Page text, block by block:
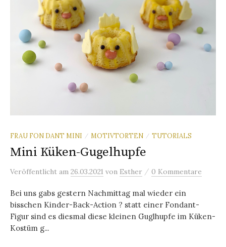
FRAU FON DANT MINI / MOTIVTORTEN / TUTORIALS
Mini Küken-Gugelhupfe
Veröffentlicht am 26.03.2021 von Esther / 0 Kommentare
Bei uns gabs gestern Nachmittag mal wieder ein
bisschen Kinder-Back-Action ? statt einer Fondant-
Figur sind es diesmal diese kleinen Guglhupfe im Küken-
Kostüm g...